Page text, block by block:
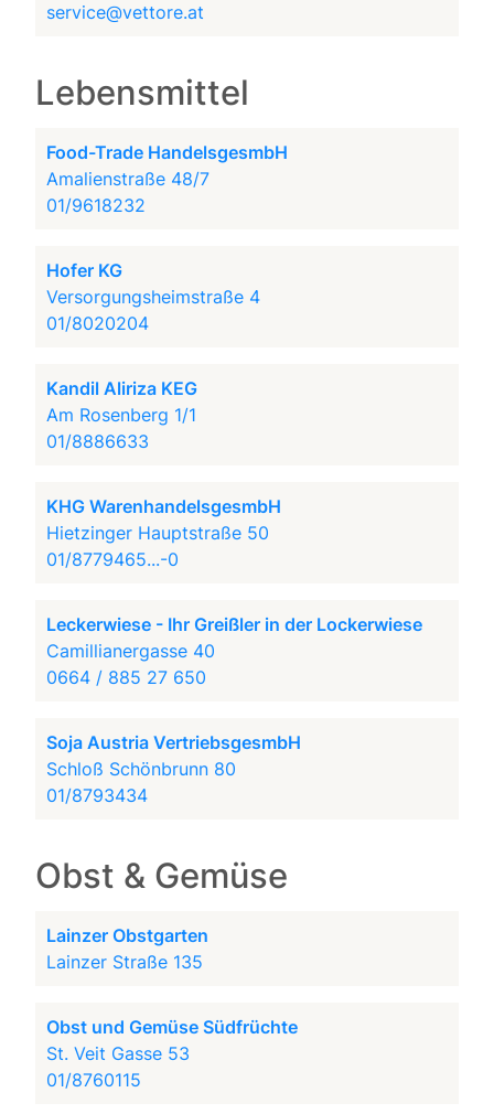
service@vettore.at
Lebensmittel
Food-Trade HandelsgesmbH
Amalienstraße 48/7
01/9618232
Hofer KG
Versorgungsheimstraße 4
01/8020204
Kandil Aliriza KEG
Am Rosenberg 1/1
01/8886633
KHG WarenhandelsgesmbH
Hietzinger Hauptstraße 50
01/8779465...-0
Leckerwiese - Ihr Greißler in der Lockerwiese
Camillianergasse 40
0664 / 885 27 650
Soja Austria VertriebsgesmbH
Schloß Schönbrunn 80
01/8793434
Obst & Gemüse
Lainzer Obstgarten
Lainzer Straße 135
Obst und Gemüse Südfrüchte
St. Veit Gasse 53
01/8760115